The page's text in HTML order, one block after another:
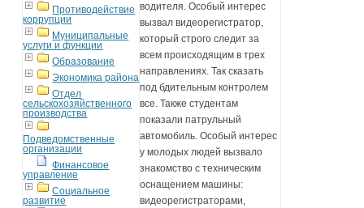
Противодействие
коррупции
Муниципальные
услуги и функции
Образование
Экономика района
Отдел
сельскохозяйственного
производства
Подведомственные
организации
Финансовое
управление
Социальное
развитие
водителя. Особый интерес
вызвал видеорегистратор,
который строго следит за
всем происходящим в трех
направлениях. Так сказать
под бдительным контролем
все. Также студентам
показали патрульный
автомобиль. Особый интерес
у молодых людей вызвало
знакомство с техническим
оснащением машины:
видеорегистраторами,